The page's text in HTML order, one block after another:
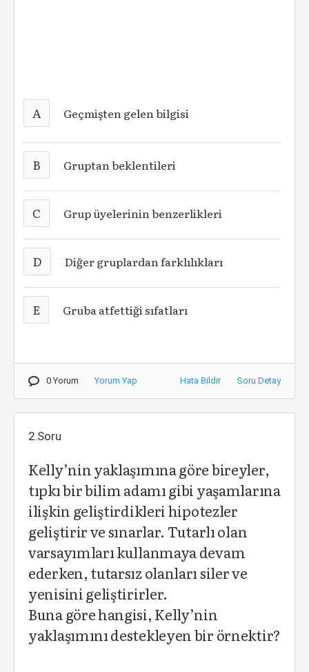
A Geçmişten gelen bilgisi
B Gruptan beklentileri
C Grup üyelerinin benzerlikleri
D Diğer gruplardan farklılıkları
E Gruba atfettiği sıfatları
0 Yorum Yorum Yap Hata Bildir Soru Detay
2.Soru
Kelly’nin yaklaşımına göre bireyler,
tıpkı bir bilim adamı gibi yaşamlarına
ilişkin geliştirdikleri hipotezler
geliştirir ve sınarlar. Tutarlı olan
varsayımları kullanmaya devam
ederken, tutarsız olanları siler ve
yenisini geliştirirler.
Buna göre hangisi, Kelly’nin
yaklaşımını destekleyen bir örnektir?